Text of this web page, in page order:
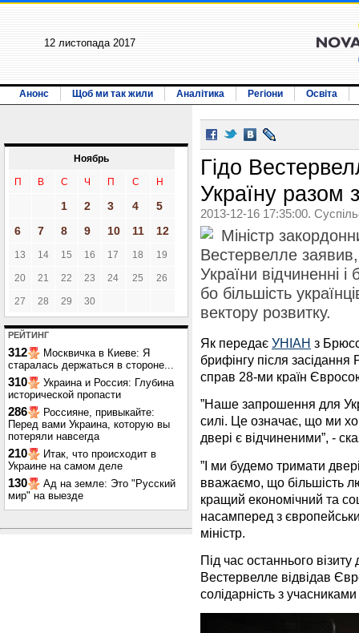
12 листопада 2017
Анонс Щоб ми так жили Аналітика Регіони Освіта
Ноябрь
П В С Ч П С Н
1 2 3 4
5
6
7 8 9 10 11 12
13 14 15 16 17 18 19
20 21 22 23 24 25 26
27 28 29 30
РЕЙТИНГ
312
Москвичка в Киеве: Я
старалась держаться в стороне...
310
Украина и Россия: Глубина
исторической пропасти
286
Россияне, привыкайте:
Перед вами Украина, которую вы
потеряли навсегда
210
Итак, что происходит в
Украине на самом деле
130
Ад на земле: Это "Русский
мир" на выезде
Гідо
Україну разом
2013-12-16 17:35:00.
Міністр
Вестервелле
України відчиненні
бо більшість
вектору розвитку.
Як передає УНІАН з
брифінгу після засідання
справ 28-ми країн
”Наше запрошення для
силі. Це означає, що ми
двері є відчиненими”, -
”І ми будемо тримати
вважаємо, що більшість
кращий економічний та
насамперед з
міністр.
Під час останнього
Вестервелле відвідав
солідарність з учасниками